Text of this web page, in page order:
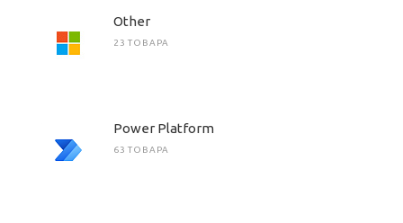
Other
23 ТОВАРА
Power Platform
63 ТОВАРА